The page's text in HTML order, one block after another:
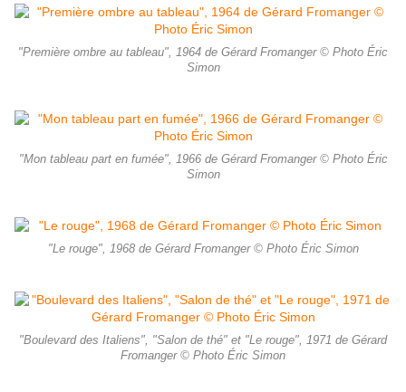
"Première ombre au tableau", 1964 de Gérard Fromanger © Photo Éric
Simon
"Mon tableau part en fumée", 1966 de Gérard Fromanger © Photo Éric
Simon
"Le rouge", 1968 de Gérard Fromanger © Photo Éric Simon
"Boulevard des Italiens", "Salon de thé" et "Le rouge", 1971 de Gérard
Fromanger © Photo Éric Simon